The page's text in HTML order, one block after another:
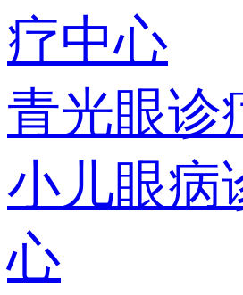
疗中心
青光眼诊
小儿眼病
心